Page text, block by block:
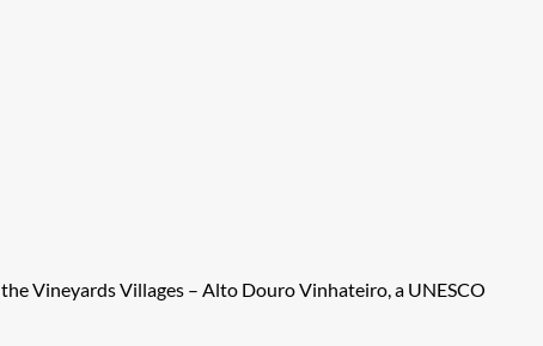
Vineyards Villages – Alto Douro Vinhateiro, a UNESCO